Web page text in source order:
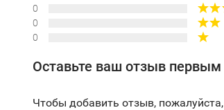
0
0
0
Оставьте ваш отзыв первым
Чтобы добавить отзыв, пожалуйста,